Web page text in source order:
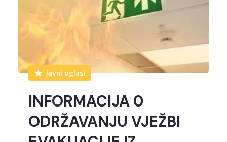
Javni oglasi
INFORMACIJA 0
ODRŽAVANJU VJEŽBI